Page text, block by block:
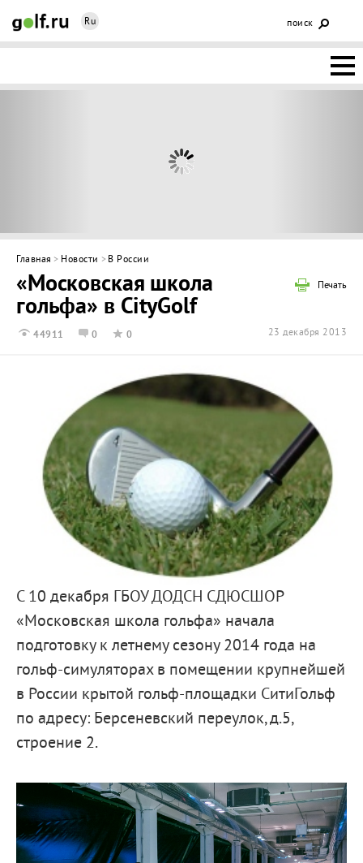
Ru поиск
ГОЛЬФ-
ИНТЕРАКТИВ
Главная > Новости > В России
Печать
«Московская школа
гольфа» в CityGolf
44911 0 0 23 декабря 2013
С 10 декабря ГБОУ ДОДСН СДЮСШОР
«Московская школа гольфа» начала
подготовку к летнему сезону 2014 года на
гольф-симуляторах в помещении крупнейшей
в России крытой гольф-площадки СитиГольф
по адресу: Берсеневский переулок, д.5,
строение 2.